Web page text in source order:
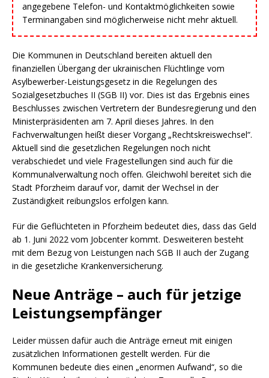
angegebene Telefon- und Kontaktmöglichkeiten sowie
Terminangaben sind möglicherweise nicht mehr aktuell.
Die Kommunen in Deutschland bereiten aktuell den
finanziellen Übergang der ukrainischen Flüchtlinge vom
Asylbewerber-Leistungsgesetz in die Regelungen des
Sozialgesetzbuches II (SGB II) vor. Dies ist das Ergebnis eines
Beschlusses zwischen Vertretern der Bundesregierung und den
Ministerpräsidenten am 7. April dieses Jahres. In den
Fachverwaltungen heißt dieser Vorgang „Rechtskreiswechsel“.
Aktuell sind die gesetzlichen Regelungen noch nicht
verabschiedet und viele Fragestellungen sind auch für die
Kommunalverwaltung noch offen. Gleichwohl bereitet sich die
Stadt Pforzheim darauf vor, damit der Wechsel in der
Zuständigkeit reibungslos erfolgen kann.
Für die Geflüchteten in Pforzheim bedeutet dies, dass das Geld
ab 1. Juni 2022 vom Jobcenter kommt. Desweiteren besteht
mit dem Bezug von Leistungen nach SGB II auch der Zugang
in die gesetzliche Krankenversicherung.
Neue Anträge – auch für jetzige
Leistungsempfänger
Leider müssen dafür auch die Anträge erneut mit einigen
zusätzlichen Informationen gestellt werden. Für die
Kommunen bedeute dies einen „enormen Aufwand“, so die